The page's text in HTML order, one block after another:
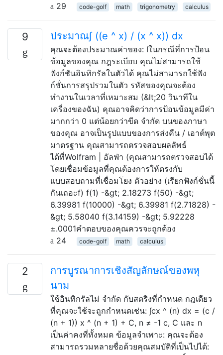
29
code-golf math trigonometry calculus
9 ประมาณ∫ ((e ^ x) / (x ^ x)) dx
คุณจะต้องประมาณค่าของ: Iในกรณีที่การป้อน
ข้อมูลของคุณ กฎระเบียบ คุณไม่สามารถใช้
ฟังก์ชันอินทิกรัลในตัวได้ คุณไม่สามารถใช้ฟัง
ก์ชั่นการสรุปรวมในตัว รหัสของคุณจะต้อง
ทำงานในเวลาที่เหมาะสม (&lt;20 วินาทีใน
เครื่องของฉัน) คุณอาจคิดว่าการป้อนข้อมูลมีค่า
มากกว่า 0 แต่น้อยกว่าขีด จำกัด บนของภาษา
ของคุณ อาจเป็นรูปแบบของการส่งคืน / เอาต์พุต
มาตรฐาน คุณสามารถตรวจสอบผลลัพธ์
ได้ที่Wolfram | อัลฟ่า (คุณสามารถตรวจสอบได้
โดยเชื่อมข้อมูลที่คุณต้องการให้ตรงกับ
แบบสอบถามที่เชื่อมโยง ตัวอย่าง (เรียกฟังก์ชั่นนี้
กันเถอะf) f(1) -&gt; 2.18273 f(50) -&gt;
6.39981 f(10000) -&gt; 6.39981 f(2.71828) -
&gt; 5.58040 f(3.14159) -&gt; 5.92228
±.0001คำตอบของคุณควรจะถูกต้อง
24
code-golf math calculus
2
การบูรณาการเชิงสัญลักษณ์ของพหุ
นาม
ใช้อินทิกรัลไม่ จำกัด กับสตริงที่กำหนด กฎเดียว
ที่คุณจะใช้จะถูกกำหนดเช่น: ∫cx ^ (n) dx = (c /
(n + 1)) x ^ (n + 1) + C, n ≠ -1 c, C และ n
เป็นค่าคงที่ทั้งหมด ข้อมูลจำเพาะ: คุณจะต้อง
สามารถรวมหลายชื่อด้วยคุณสมบัติที่เป็นไปได้: